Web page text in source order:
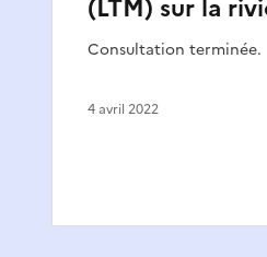
(LTM) sur la
Consultation terminée.
4 avril 2022